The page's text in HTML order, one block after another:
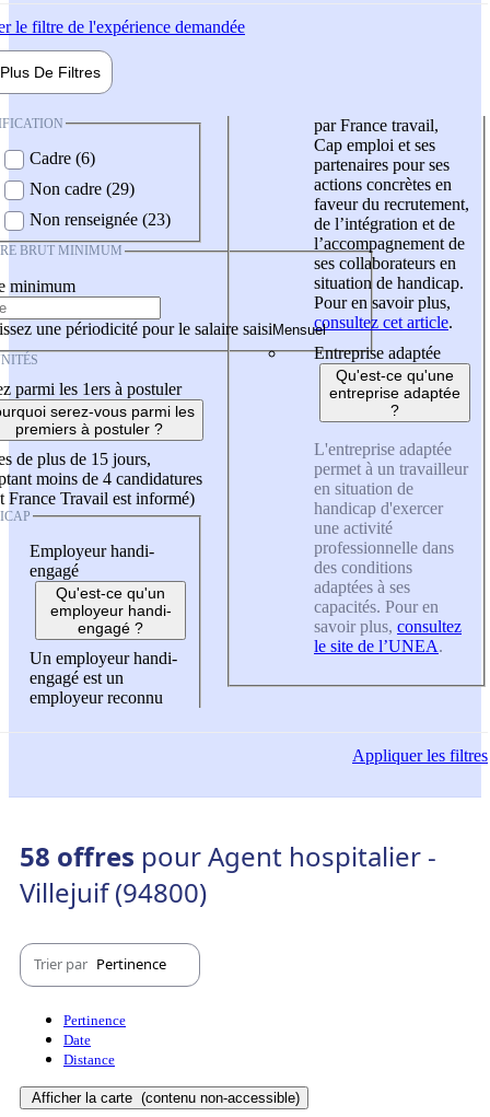
le filtre de l'expérience demandée
Plus De Filtres
Cadre (6)
Non cadre (29)
Non renseignée (23)
BRUT MINIMUM
minimum
une périodicité pour le salaire saisi
parmi les 1ers à postuler
serez-vous parmi les
premiers à postuler ?
de plus de 15 jours,
moins de 4 candidatures
France Travail est informé)
Employeur handi-
engagé
Qu'est-ce qu'un
employeur handi-
engagé ?
Un employeur handi-
engagé est un
employeur reconnu
par France travail,
Cap emploi et ses
partenaires pour ses
actions concrètes en
faveur du recrutement,
de l’intégration et de
l’accompagnement de
ses collaborateurs en
situation de handicap.
Pour en savoir plus,
consultez cet article.
Entreprise adaptée
Qu'est-ce qu'une
entreprise adaptée
?
L'entreprise adaptée
permet à un travailleur
en situation de
handicap d'exercer
une activité
professionnelle dans
des conditions
adaptées à ses
capacités. Pour en
savoir plus, consultez
le site de l’UNEA.
Appliquerles filtres
58 offres pour Agent hospitalier -
Villejuif (94800)
Trier par Pertinence
Pertinence
Date
Distance
Afficher la carte (contenu non-accessible)